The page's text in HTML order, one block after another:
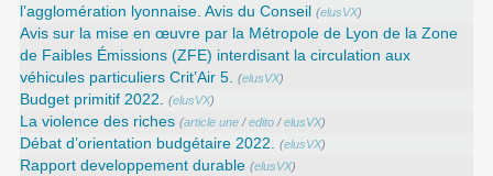
l’agglomération lyonnaise. Avis du Conseil
(elusVX)
Avis sur la mise en œuvre par la Métropole de Lyon de la Zone
de Faibles Émissions (ZFE) interdisant la circulation aux
véhicules particuliers Crit’Air 5. (elusVX)
Budget primitif 2022. (elusVX)
La violence des riches (article une /edito /elusVX)
Débat d’orientation budgétaire 2022. (elusVX)
Rapport developpement durable (elusVX)